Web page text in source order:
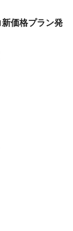
価格プラン発